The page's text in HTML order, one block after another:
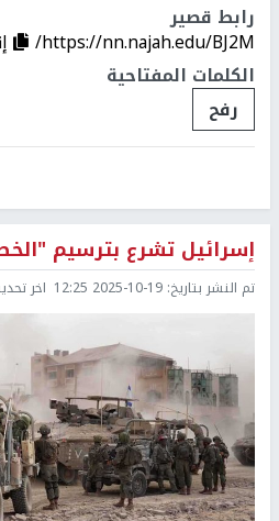
رابط قصير
https://nn.najah.edu/BJ2M/
الكلمات المفتاحية
رفح
إسرائيل تشرع بترسيم
تم النشر بتاريخ: 2025-10-19 12:25 اخر